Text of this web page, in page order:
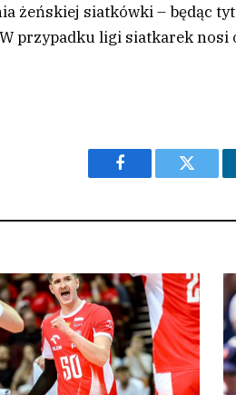
żeńskiej siatkówki – będąc
przypadku ligi siatkarek nosi
Facebook Twitter